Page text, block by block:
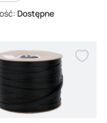
Dostępne